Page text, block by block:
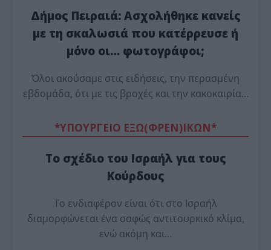
Δήμος Πειραιά: Ασχολήθηκε κανείς
με τη σκαλωσιά που κατέρρευσε ή
μόνο οι… φωτογράφοι;
Όλοι ακούσαμε στις ειδήσεις, την περασμένη
εβδομάδα, ότι με τις βροχές και την κακοκαιρία…
*ΥΠΟΥΡΓΕΙΟ ΕΞΩ(ΦΡΕΝ)ΙΚΩΝ*
Το σχέδιο του Ισραήλ για τους
Κούρδους
Το ενδιαφέρον είναι ότι στο Ισραήλ
διαμορφώνεται ένα σαφώς αντιτουρκικό κλίμα,
ενώ ακόμη και…